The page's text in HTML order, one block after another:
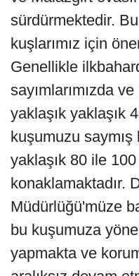
sürdürmektedir.
kuşlarımız için
Genellikle
sayımlarımızda
yaklaşık yaklaşık
kuşumuzu
yaklaşık 80 ile
konaklamaktadır.
Müdürlüğü'müze
bu kuşumuza
yapmakta ve